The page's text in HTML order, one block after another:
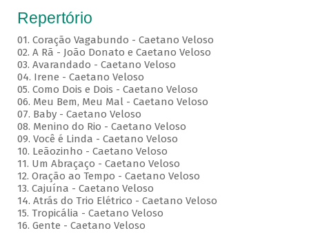
Repertório
01. Coração Vagabundo - Caetano Veloso
02. A Rã - João Donato e Caetano Veloso
03. Avarandado - Caetano Veloso
04. Irene - Caetano Veloso
05. Como Dois e Dois - Caetano Veloso
06. Meu Bem, Meu Mal - Caetano Veloso
07. Baby - Caetano Veloso
08. Menino do Rio - Caetano Veloso
09. Você é Linda - Caetano Veloso
10. Leãozinho - Caetano Veloso
11. Um Abraçaço - Caetano Veloso
12. Oração ao Tempo - Caetano Veloso
13. Cajuína - Caetano Veloso
14. Atrás do Trio Elétrico - Caetano Veloso
15. Tropicália - Caetano Veloso
16. Gente - Caetano Veloso